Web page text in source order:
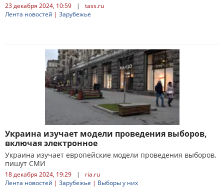
23 декабря 2024, 10:59 |
tass.ru
Лента новостей | Зарубежье
Украина изучает модели проведения выборов,
включая электронное
Украина изучает европейские модели проведения выборов,
пишут СМИ
18 декабря 2024, 19:29 |
ria.ru
Лента новостей | Зарубежье | Выборы у них